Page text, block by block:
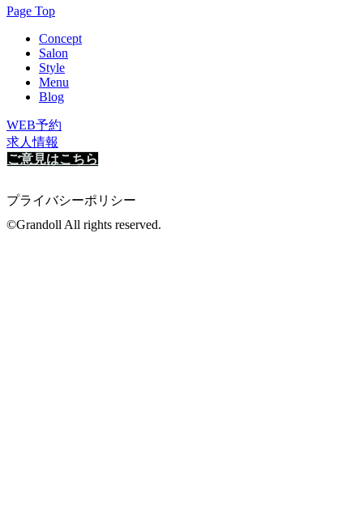
Page Top
Concept
Salon
Style
Menu
Blog
WEB予約
求人情報
ご意見はこちら
プライバシーポリシー
©Grandoll All rights reserved.